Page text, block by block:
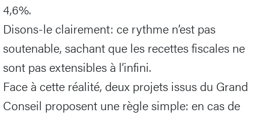
4,6%.
Disons-le clairement: ce rythme n’est pas
soutenable, sachant que les recettes fiscales ne
sont pas extensibles à l’infini.
Face à cette réalité, deux projets issus du Grand
Conseil proposent une règle simple: en cas de